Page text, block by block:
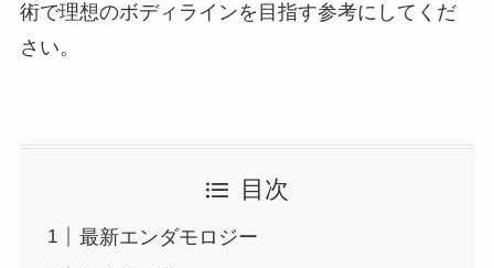
術で理想のボディラインを目指す参考にしてくだ
さい。
目次
最新エンダモロジー